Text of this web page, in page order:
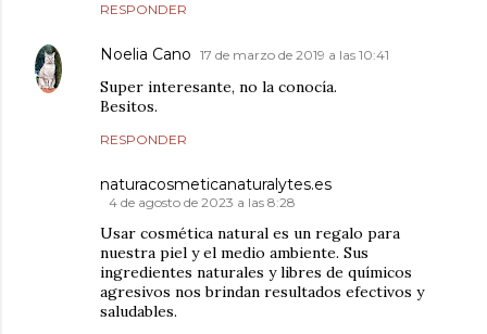
RESPONDER
Noelia Cano 17 de marzo de 2019 a las 10:41
Super interesante, no la conocía.
Besitos.
RESPONDER
naturacosmeticanaturalytes.es
4 de agosto de 2023 a las 8:28
Usar cosmética natural es un regalo para
nuestra piel y el medio ambiente. Sus
ingredientes naturales y libres de químicos
agresivos nos brindan resultados efectivos y
saludables.